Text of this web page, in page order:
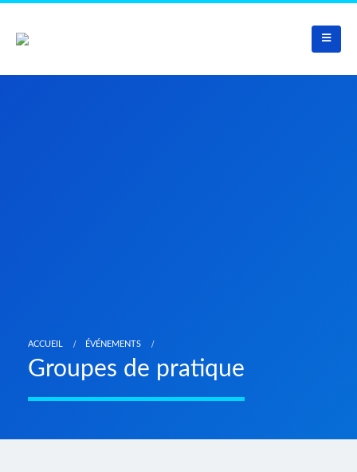
ACCUEIL ÉVÉNEMENTS
Groupes de pratique